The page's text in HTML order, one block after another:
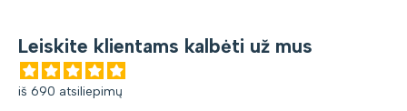
Leiskite klientams kalbėti už mus
iš 690 atsiliepimų